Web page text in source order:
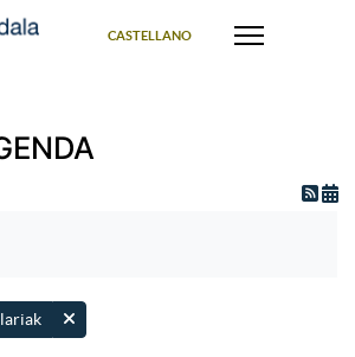
CASTELLANO